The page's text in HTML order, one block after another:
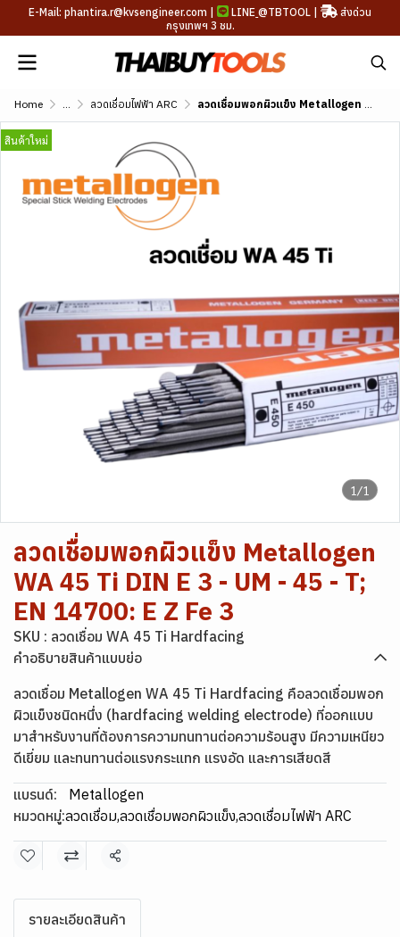
E-Mail: phantira.r@kvsengineer.com | LINE @TBTOOL |
ส่งด่วน
กรุงเทพฯ 3 ชม.
Home ... ลวดเชื่อมไฟฟ้า ARC ลวดเชื่อมพอกผิวแข็ง Metallogen WA 45 Ti DIN E 3 - UM - 45 - T; EN 14700: E Z Fe 3
1/1
สินค้าใหม่
ลวดเชื่อมพอกผิวแข็ง Metallogen
WA 45 Ti DIN E 3 - UM - 45 - T;
EN 14700: E Z Fe 3
SKU : ลวดเชื่อม WA 45 Ti Hardfacing
คำอธิบายสินค้าแบบย่อ
ลวดเชื่อม Metallogen WA 45 Ti Hardfacing คือลวดเชื่อมพอก
ผิวแข็งชนิดหนึ่ง (hardfacing welding electrode) ที่ออกแบบ
มาสำหรับงานที่ต้องการความทนทานต่อความร้อนสูง มีความเหนียว
ดีเยี่ยม และทนทานต่อแรงกระแทก แรงอัด และการเสียดสี
แบรนด์:
Metallogen
หมวดหมู่:ลวดเชื่อม,ลวดเชื่อมพอกผิวแข็ง,ลวดเชื่อมไฟฟ้า ARC
แชร์
รายละเอียดสินค้า